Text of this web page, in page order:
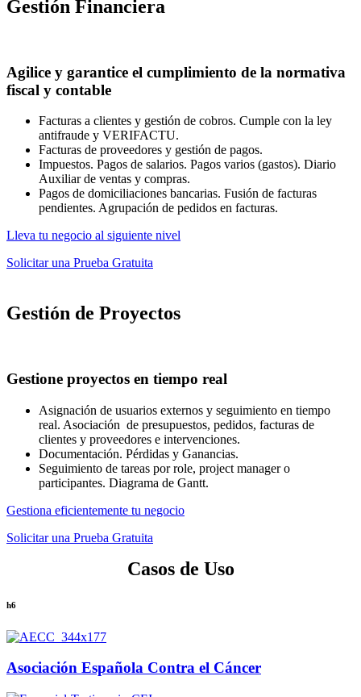
Gestión Financiera
Agilice y garantice el cumplimiento de la normativa
fiscal y contable
Facturas a clientes y gestión de cobros. Cumple con la ley
antifraude y VERIFACTU.
Facturas de proveedores y gestión de pagos.
Impuestos. Pagos de salarios. Pagos varios (gastos). Diario
Auxiliar de ventas y compras.
Pagos de domiciliaciones bancarias. Fusión de facturas
pendientes. Agrupación de pedidos en facturas.
Lleva tu negocio al siguiente nivel
Solicitar una Prueba Gratuita
Gestión de Proyectos
Gestione proyectos en tiempo real
Asignación de usuarios externos y seguimiento en tiempo
real. Asociación de presupuestos, pedidos, facturas de
clientes y proveedores e intervenciones.
Documentación. Pérdidas y Ganancias.
Seguimiento de tareas por role, project manager o
participantes. Diagrama de Gantt.
Gestiona eficientemente tu negocio
Solicitar una Prueba Gratuita
Casos de Uso
h6
Asociación Española Contra el Cáncer